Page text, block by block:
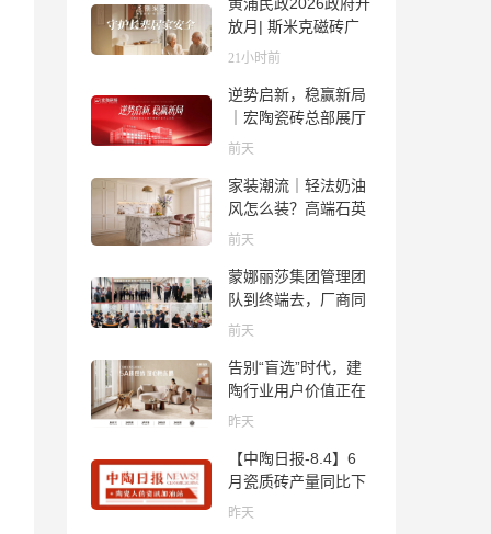
放月| 斯米克磁砖广
场适老化体验中心正
21小时前
逆势启新，稳赢新局
｜宏陶瓷砖总部展厅
焕新升级开工大吉
前天
家装潮流｜轻法奶油
风怎么装？高端石英
石品牌法萨石，打造
前天
蒙娜丽莎集团管理团
队到终端去，厂商同
心找到市场的答案
前天
告别“盲选”时代，建
陶行业用户价值正在
被改写！
昨天
【中陶日报-8.4】6
月瓷质砖产量同比下
降超10％；2家中国
昨天